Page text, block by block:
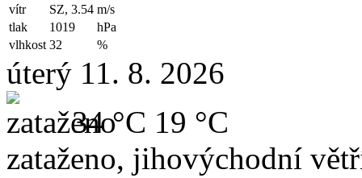
vítr SZ, 3.54 m/s
tlak
1019
hPa
vlhkost 32 %
úterý 11. 8. 2026
34 °C 19 °C
zataženo, jihovýchodní